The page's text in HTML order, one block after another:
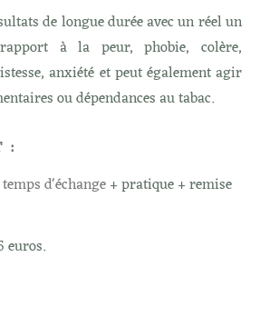
de longue durée avec un réel un
à la peur, phobie, colère,
anxiété et peut également agir
ou dépendances au tabac.
:
d'échange+ pratique + remise
: 65 euros.